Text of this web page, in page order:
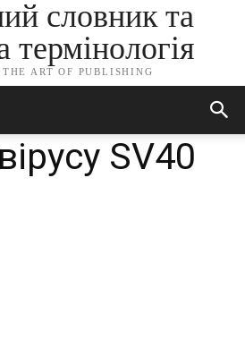
словник та
термінологія
THE ART OF PUBLISHING
SV40